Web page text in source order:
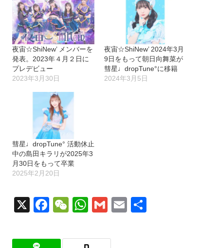
み
中…
夜宙☆ShiNew’ メンバーを
発表。2023年４月２日に
プレデビュー
2023年3月30日
夜宙☆ShiNew’ 2024年3月
9日をもって朝日向舞菜が
彗星♩dropTune°に移籍
2024年3月5日
彗星♩dropTune° 活動休止
中の島田キラリが2025年3
月30日をもって卒業
2025年2月20日
X Facebook
WeChat
WhatsApp
GmailEmail